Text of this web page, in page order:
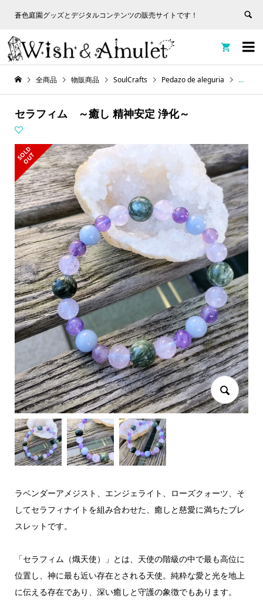
蒼色庭園グッズとデジタルコンテンツの販売サイトです！


全商品 物販商品 SoulCrafts Pedazo de aleguria セラフ
セラフィム ～癒し 精神安定 浄化～
S
O
L
D
O
U
T
ラベンダーアメジスト、エンジェライト、ローズクォーツ、 そ
してセラフィナイトを組み合わせた、 癒しと慈愛に満ちたブレ
スレットです。
「セラフィム（熾天使）」とは、 天使の階級の中で最も高位に
位置し、 神に最も近い存在とされる天使。 純粋な愛と光を地上
に伝える存在であり、 深い癒しと守護の象徴でもあります。
蒼色庭園グッズとデジタルコンテンツの販売サイトです！
非表